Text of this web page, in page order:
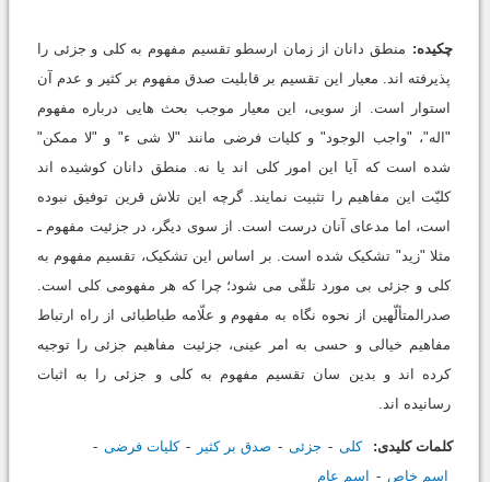
چکیده: منطق دانان از زمان ارسطو تقسیم مفهوم به کلی و جزئی را
پذیرفته اند. معیار این تقسیم بر قابلیت صدق مفهوم بر کثیر و عدم آن
استوار است. از سویی، این معیار موجب بحث هایی درباره مفهوم
"اله"، "واجب الوجود" و کلیات فرضی مانند "لا شی ء" و "لا ممکن"
شده است که آیا این امور کلی اند یا نه. منطق دانان کوشیده اند
کلیّت این مفاهیم را تثبیت نمایند. گرچه این تلاش قرین توفیق نبوده
است، اما مدعای آنان درست است. از سوی دیگر، در جزئیت مفهوم ـ
مثلا "زید" تشکیک شده است. بر اساس این تشکیک، تقسیم مفهوم به
کلی و جزئی بی مورد تلقّی می شود؛ چرا که هر مفهومی کلی است.
صدرالمتألّهین از نحوه نگاه به مفهوم و علّامه طباطبائی از راه ارتباط
مفاهیم خیالی و حسی به امر عینی، جزئیت مفاهیم جزئی را توجیه
کرده اند و بدین سان تقسیم مفهوم به کلی و جزئی را به اثبات
رسانیده اند.
کلمات کلیدی: کلی جزئی صدق بر کثیر
کلیات فرضی
اسم خاص
اسم عام